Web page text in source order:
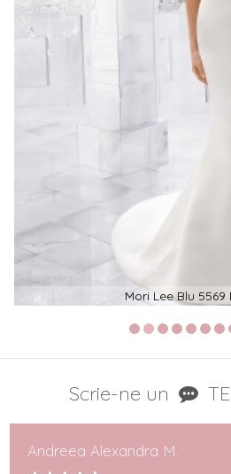
Mori Lee Blu 5569
Scrie-ne un
Andreea Alexandra M.